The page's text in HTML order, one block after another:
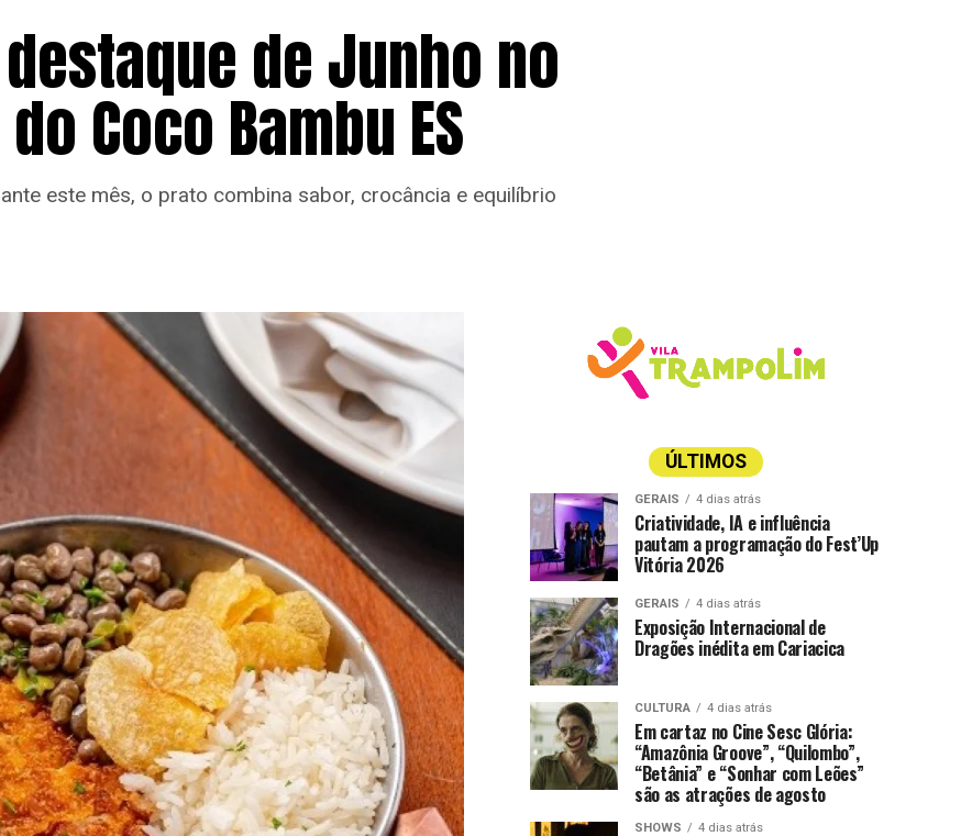
de Junho no
Coco Bambu ES
este mês, o prato combina sabor, crocância e equilíbrio
ÚLTIMOS
GERAIS 4 dias atrás
Criatividade, IA e influência
pautam a programação do Fest’Up
Vitória 2026
GERAIS 4 dias atrás
Exposição Internacional de
Dragões inédita em Cariacica
CULTURA 4 dias atrás
Em cartaz no Cine Sesc Glória:
“Amazônia Groove”, “Quilombo”,
“Betânia” e “Sonhar com Leões”
são as atrações de agosto
SHOWS 4 dias atrás